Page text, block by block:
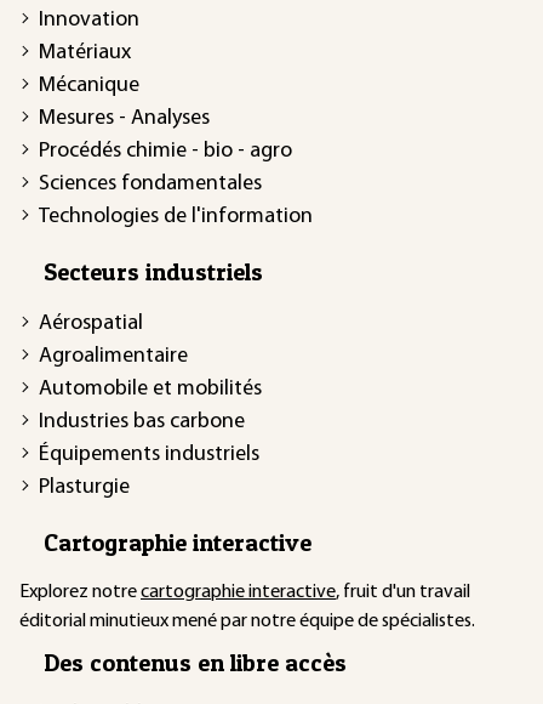
Innovation
Matériaux
Mécanique
Mesures - Analyses
Procédés chimie - bio - agro
Sciences fondamentales
Technologies de l'information
Secteurs industriels
Aérospatial
Agroalimentaire
Automobile et mobilités
Industries bas carbone
Équipements industriels
Plasturgie
Cartographie interactive
Explorez notrecartographie interactive, fruit d'un travail
éditorial minutieux mené par notre équipe de spécialistes.
Des contenus en libre accès